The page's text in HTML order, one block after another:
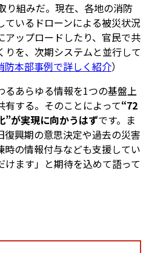
り組みだ。現在、各地の消防
いるドローンによる被災状況
ップロードしたり、官民で共
を、次期システムと並行して
防本部事例で詳しく紹介）
るあらゆる情報を1つの基盤上
する。そのことによって“72
”が実現に向かうはずです。ま
復興期の意思決定や過去の災害
の情報付与なども支援してい
けます」と期待を込めて語って